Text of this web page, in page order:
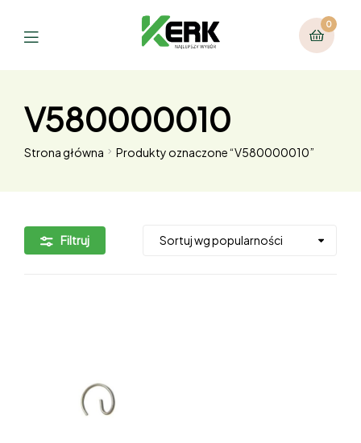
0
V580000010
Strona główna Produkty oznaczone “V580000010”
Filtruj